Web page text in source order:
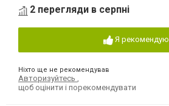
2 перегляди в серпні
Я рекомендую
Ніхто ще не рекомендував
Авторизуйтесь
щоб оцінити і порекомендувати